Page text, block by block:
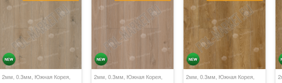
2мм, 0.3мм, Южная Корея,
2мм, 0.3мм, Южная Корея,
2мм, 0.3мм, Южная Корея,